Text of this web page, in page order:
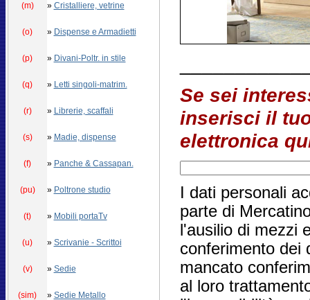
(m) » Cristalliere, vetrine
(o) » Dispense e Armadietti
(p) » Divani-Poltr. in stile
(q) » Letti singoli-matrim.
(r) » Librerie, scaffali
(s) » Madie, dispense
(f) » Panche & Cassapan.
(pu) » Poltrone studio
(t) » Mobili portaTv
(u) » Scrivanie - Scrittoi
(v) » Sedie
(sim) » Sedie Metallo
Se sei
inserisci il
elettronica
I dati personali
parte di
l'ausilio di mezzi
conferimento dei
mancato
al loro